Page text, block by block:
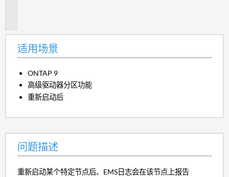
适用场景
ONTAP 9
高级驱动器分区功能
重新启动后
问题描述
重新启动某个特定节点后、EMS日志会在该节点上报告